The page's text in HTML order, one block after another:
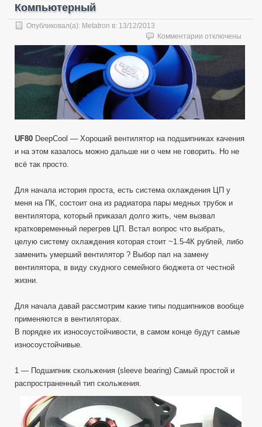
Компьютерный
Опубликовал(а): Metatron в: 13/12/2013
Комментарии к
записи
UF80
DeepCool
—
Распаковка
вентилятора
80мм
на
качения.
Компьютерный
отключены
UF80 DeepCool — Хороший вентилятор на подшипниках качения
и на этом казалось можно дальше ни о чем не говорить. Но не
всё так просто.
Для начала история проста, есть система охлаждения ЦП у
меня на ПК, состоит она из радиатора пары медных трубок и
вентилятора, который приказал долго жить, чем вызвал
кратковременный перегрев ЦП. Встал вопрос что выбрать,
целую систему охлаждения которая стоит ~1.5-4К рублей, либо
заменить умерший вентилятор ? Выбор пал на замену
вентилятора, в виду скудного семейного бюджета от честной
жизни.
Для начала давай рассмотрим какие типы подшипников вообще
применяются в вентиляторах.
В порядке их износоустойчивости, в самом конце будут самые
износоустойчивые.
1 — Подшипник скольжения (sleeve bearing) Самый простой и
распространенный тип скольжения.